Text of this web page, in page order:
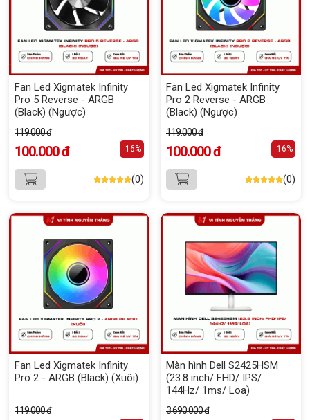
Fan Led Xigmatek Infinity
Pro 5 Reverse - ARGB
(Black) (Ngược)
119.000 đ
100.000 đ -16%
(0)
Fan Led Xigmatek Infinity
Pro 2 Reverse - ARGB
(Black) (Ngược)
119.000 đ
100.000 đ -16%
(0)
Fan Led Xigmatek Infinity
Pro 2 - ARGB (Black) (Xuôi)
119.000 đ
Màn hình Dell S2425HSM
(23.8 inch/ FHD/ IPS/
144Hz/ 1ms/ Loa)
3.690.000 đ